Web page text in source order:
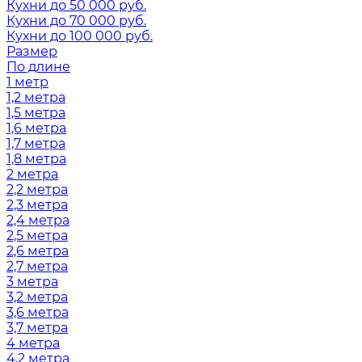
Кухни до 50 000 руб.
Кухни до 70 000 руб.
Кухни до 100 000 руб.
Размер
По длине
1 метр
1,2 метра
1,5 метра
1,6 метра
1,7 метра
1,8 метра
2 метра
2,2 метра
2,3 метра
2,4 метра
2,5 метра
2,6 метра
2,7 метра
3 метра
3,2 метра
3,6 метра
3,7 метра
4 метра
4,2 метра